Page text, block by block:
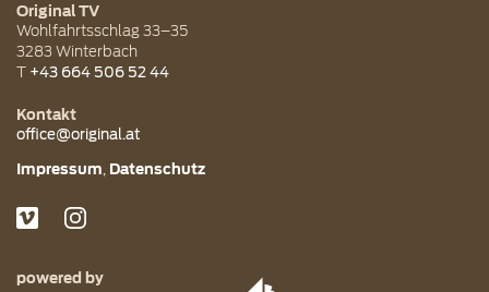
Original TV
Wohlfahrtsschlag 33–35
3283 Winterbach
T +43 664 506 52 44
Kontakt
office@original.at
Impressum Datenschutz
powered by